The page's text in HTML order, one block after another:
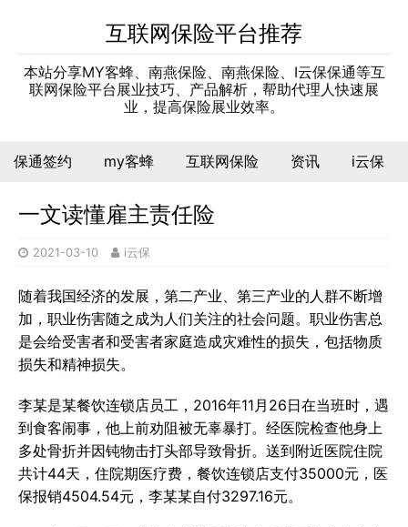
互联网保险平台推荐
本站分享MY客蜂、南燕保险、南燕保险、I云保保通等互
联网保险平台展业技巧、产品解析，帮助代理人快速展
业，提高保险展业效率。
保通签约 my客蜂 互联网保险 资讯 i云保
一文读懂雇主责任险
2021-03-10 i云保
随着我国经济的发展，第二产业、第三产业的人群不断增
加，职业伤害随之成为人们关注的社会问题。职业伤害总
是会给受害者和受害者家庭造成灾难性的损失，包括物质
损失和精神损失。
李某是某餐饮连锁店员工，2016年11月26日在当班时，遇
到食客闹事，他上前劝阻被无辜暴打。经医院检查他身上
多处骨折并因钝物击打头部导致骨折。送到附近医院住院
共计44天，住院期医疗费，餐饮连锁店支付35000元，医
保报销4504.54元，李某某自付3297.16元。